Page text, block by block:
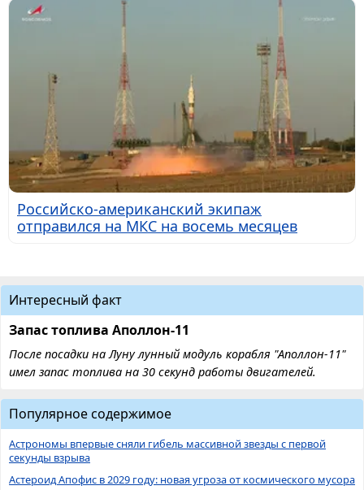
Российско-американский экипаж
отправился на МКС на восемь месяцев
Интересный факт
Запас топлива Аполлон-11
После посадки на Луну лунный модуль корабля "Аполлон-11"
имел запас топлива на 30 секунд работы двигателей.
Популярное содержимое
Астрономы впервые сняли гибель массивной звезды с первой
секунды взрыва
Астероид Апофис в 2029 году: новая угроза от космического мусора